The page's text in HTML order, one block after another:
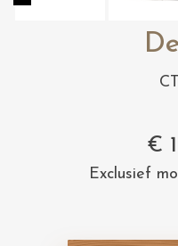
€
Exclusief